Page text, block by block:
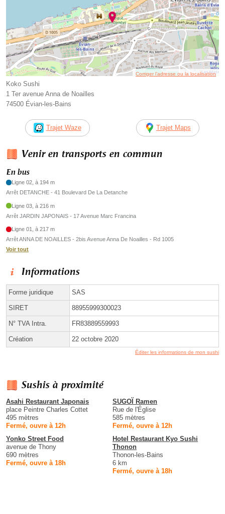
Corriger l’adresse ou la localisation
Koko Sushi
1 Ter avenue Anna de Noailles
74500 Évian-les-Bains
Trajet Waze Trajet Maps
Venir en transports en commun
En bus
Ligne 02, à 194 m
Arrêt DETANCHE - 41 Boulevard De La Detanche
Ligne 03, à 216 m
Arrêt JARDIN JAPONAIS - 17 Avenue Marc Francina
Ligne 01, à 217 m
Arrêt ANNA DE NOAILLES - 2bis Avenue Anna De Noailles - Rd 1005
Voir tout
Informations
Forme juridique SAS
SIRET 88955999300023
N° TVA Intra. FR83889559993
Création 22 octobre 2020
Éditer les informations de mon sushi
Sushis à proximité
Asahi Restaurant Japonais
place Peintre Charles Cottet
495 mètres
Fermé, ouvre à 12h
SUGOÏ Ramen
Rue de l'Église
585 mètres
Fermé, ouvre à 12h
Yonko Street Food
avenue de Thony
690 mètres
Fermé, ouvre à 18h
Hotel Restaurant Kyo Sushi
Thonon
Thonon-les-Bains
6 km
Fermé, ouvre à 18h